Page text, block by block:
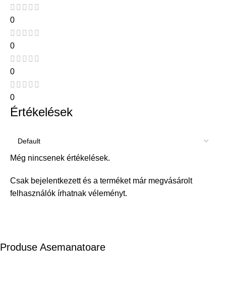
0
0
0
0
Értékelések
Még nincsenek értékelések.
Csak bejelentkezett és a terméket már megvásárolt
felhasználók írhatnak véleményt.
Produse Asemanatoare